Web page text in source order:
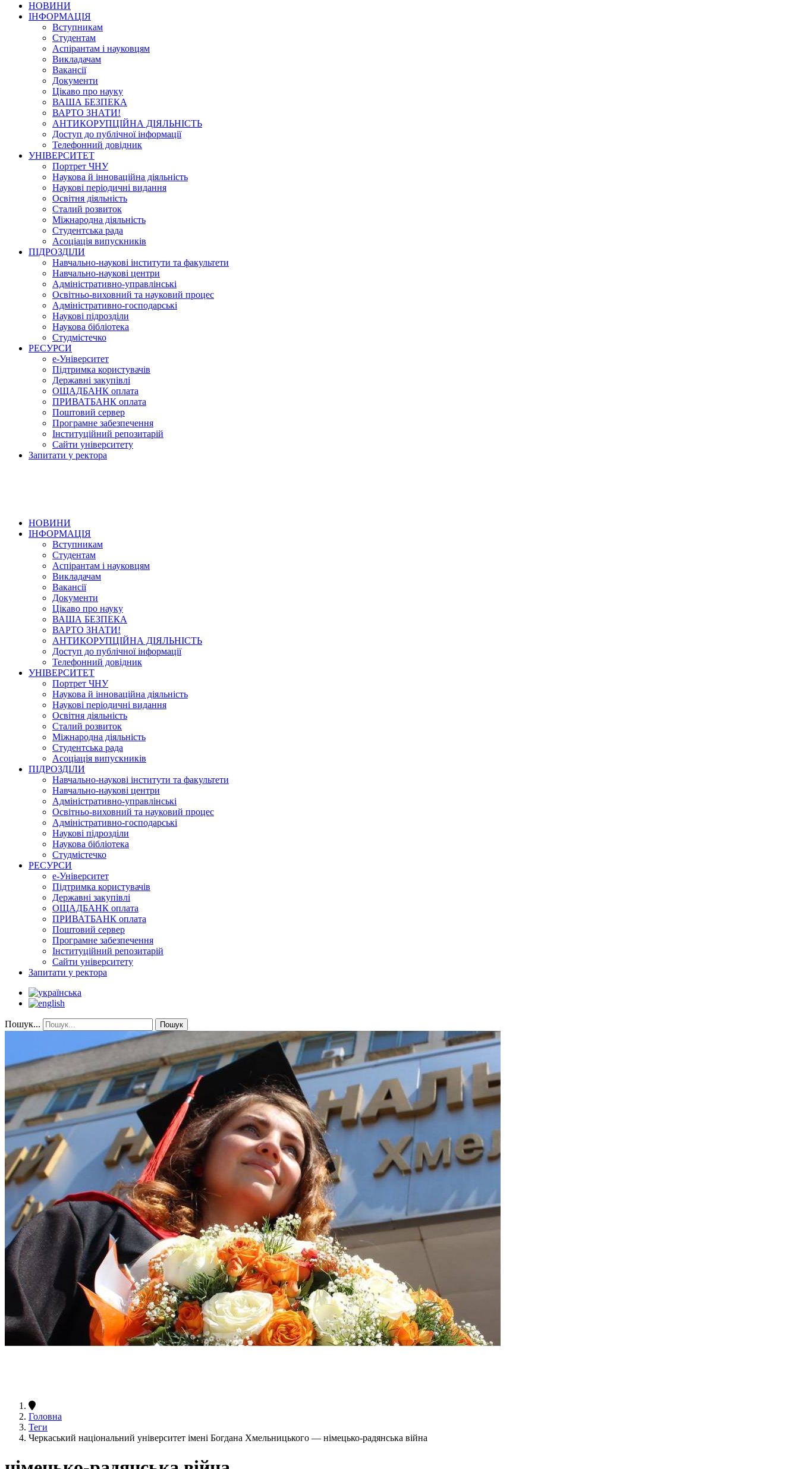
НОВИНИ
ІНФОРМАЦІЯ
Вступникам
Студентам
Аспірантам і науковцям
Викладачам
Вакансії
Документи
Цікаво про науку
ВАША БЕЗПЕКА
ВАРТО ЗНАТИ!
АНТИКОРУПЦІЙНА ДІЯЛЬНІСТЬ
Доступ до публічної інформації
Телефонний довідник
УНІВЕРСИТЕТ
Портрет ЧНУ
Наукова й інноваційна діяльність
Наукові періодичні видання
Освітня діяльність
Сталий розвиток
Міжнародна діяльність
Студентська рада
Асоціація випускників
ПІДРОЗДІЛИ
Навчально-наукові інститути та факультети
Навчально-наукові центри
Адміністративно-управлінські
Освітньо-виховний та науковий процес
Адміністративно-господарські
Наукові підрозділи
Наукова бібліотека
Студмістечко
РЕСУРСИ
е-Університет
Підтримка користувачів
Державні закупівлі
ОЩАДБАНК оплата
ПРИВАТБАНК оплата
Поштовий сервер
Програмне забезпечення
Інституційний репозитарій
Сайти університету
Запитати у ректора
НОВИНИ
ІНФОРМАЦІЯ
Вступникам
Студентам
Аспірантам і науковцям
Викладачам
Вакансії
Документи
Цікаво про науку
ВАША БЕЗПЕКА
ВАРТО ЗНАТИ!
АНТИКОРУПЦІЙНА ДІЯЛЬНІСТЬ
Доступ до публічної інформації
Телефонний довідник
УНІВЕРСИТЕТ
Портрет ЧНУ
Наукова й інноваційна діяльність
Наукові періодичні видання
Освітня діяльність
Сталий розвиток
Міжнародна діяльність
Студентська рада
Асоціація випускників
ПІДРОЗДІЛИ
Навчально-наукові інститути та факультети
Навчально-наукові центри
Адміністративно-управлінські
Освітньо-виховний та науковий процес
Адміністративно-господарські
Наукові підрозділи
Наукова бібліотека
Студмістечко
РЕСУРСИ
е-Університет
Підтримка користувачів
Державні закупівлі
ОЩАДБАНК оплата
ПРИВАТБАНК оплата
Поштовий сервер
Програмне забезпечення
Інституційний репозитарій
Сайти університету
Запитати у ректора
Пошук... Пошук
Головна
Теги
Черкаський національний університет імені Богдана Хмельницького — німецько-радянська війна